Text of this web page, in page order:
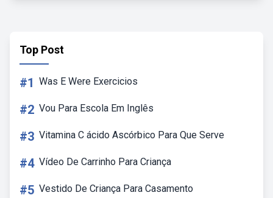
Top Post
#1 Was E Were Exercicios
#2 Vou Para Escola Em Inglês
#3 Vitamina C ácido Ascórbico Para Que Serve
#4 Vídeo De Carrinho Para Criança
#5 Vestido De Criança Para Casamento